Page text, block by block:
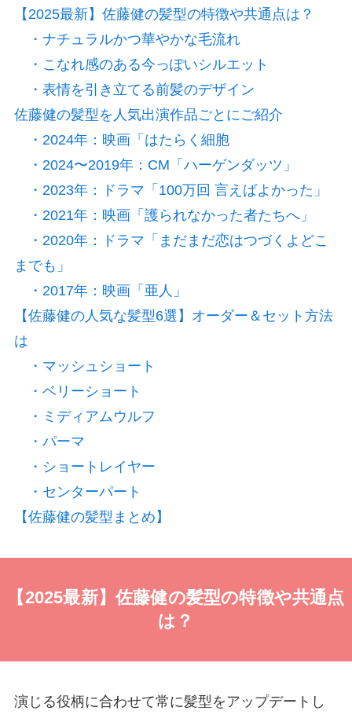
【2025最新】佐藤健の髪型の特徴や共通点は？
・ナチュラルかつ華やかな毛流れ
・こなれ感のある今っぽいシルエット
・表情を引き立てる前髪のデザイン
佐藤健の髪型を人気出演作品ごとにご紹介
・2024年：映画「はたらく細胞
・2024〜2019年：CM「ハーゲンダッツ」
・2023年：ドラマ「100万回 言えばよかった」
・2021年：映画「護られなかった者たちへ」
・2020年：ドラマ「まだまだ恋はつづくよどこ
までも」
・2017年：映画「亜人」
【佐藤健の人気な髪型6選】オーダー＆セット方法
は
・マッシュショート
・ベリーショート
・ミディアムウルフ
・パーマ
・ショートレイヤー
・センターパート
【佐藤健の髪型まとめ】
【2025最新】佐藤健の髪型の特徴や共通点
は？
演じる役柄に合わせて常に髪型をアップデートし